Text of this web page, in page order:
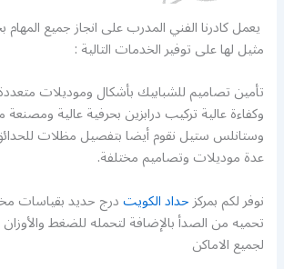
يعمل كادرنا الفني المدرب على انجاز جميع المهام
مثيل لها على توفير الخدمات التالية :
تأمين تصاميم للشبابيك بأشكال وموديلات
وكفاءة عالية تركيب درابزين بحرفية عالية ومصنعة
وستانلس ستيل نقوم أيضا بتفصيل مظلات
عدة موديلات وتصاميم مختلفة.
نوفر لكم بمركزحداد الكويتدرج حديد بقياسات
تحميه من الصدأ بالإضافة لتحمله للضغط
لجميع الاماكن